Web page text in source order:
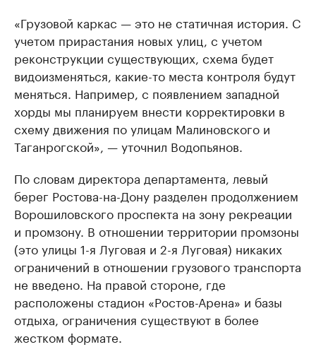
«Грузовой каркас — это не статичная история. С
учетом прирастания новых улиц, с учетом
реконструкции существующих, схема будет
видоизменяться, какие-то места контроля будут
меняться. Например, с появлением западной
хорды мы планируем внести корректировки в
схему движения по улицам Малиновского и
Таганрогской», — уточнил Водопьянов.
По словам директора департамента, левый
берег Ростова-на-Дону разделен продолжением
Ворошиловского проспекта на зону рекреации
и промзону. В отношении территории промзоны
(это улицы 1-я Луговая и 2-я Луговая) никаких
ограничений в отношении грузового транспорта
не введено. На правой стороне, где
расположены стадион «Ростов-Арена» и базы
отдыха, ограничения существуют в более
жестком формате.